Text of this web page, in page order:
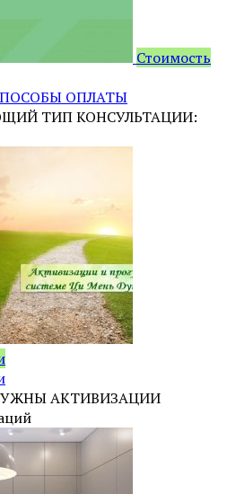
Стоимость
ОПЛАТЫ
ТИП КОНСУЛЬТАЦИИ:
АКТИВИЗАЦИИ